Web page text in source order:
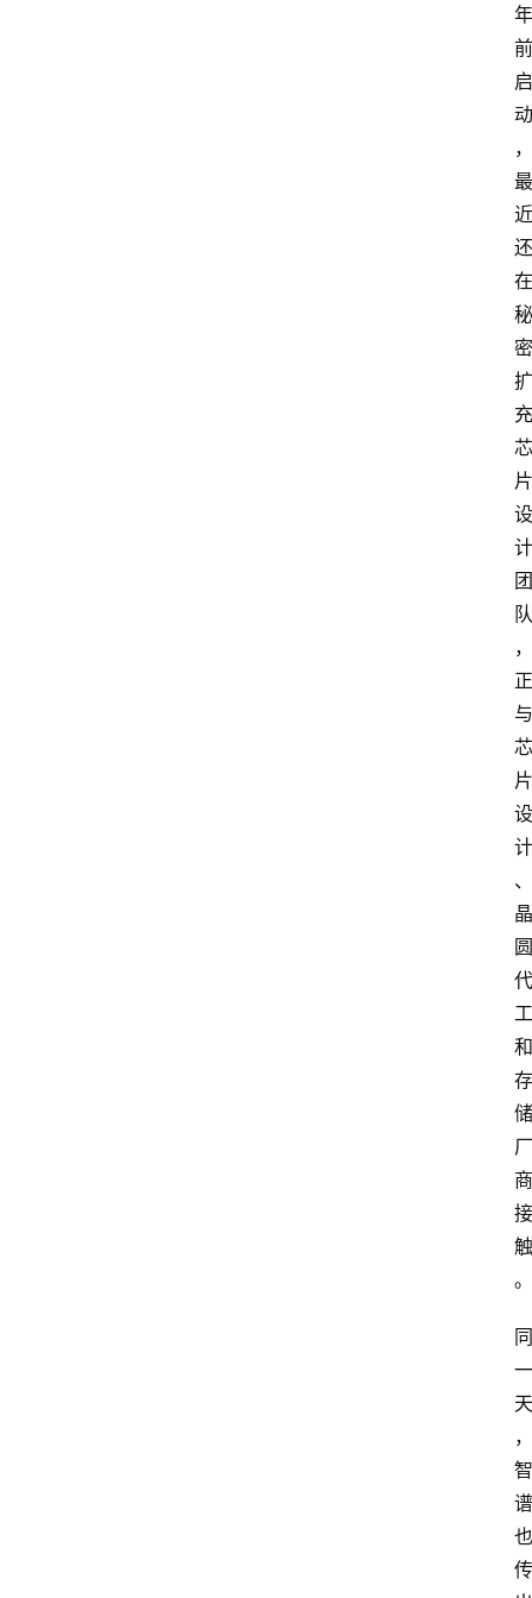
年
前
启
动
，
最
近
还
在
秘
密
扩
充
芯
片
设
计
团
队
，
正
与
芯
片
设
计
、
晶
圆
代
工
和
存
储
厂
商
接
触
。
同
一
天
，
智
谱
也
传